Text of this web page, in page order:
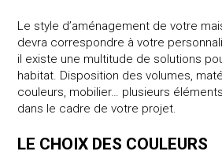
Le style d’aménagement de votre
devra correspondre à votre
il existe une multitude de solutions
habitat. Disposition des volumes,
couleurs, mobilier… plusieurs
dans le cadre de votre projet.
LE CHOIX DES COULEURS